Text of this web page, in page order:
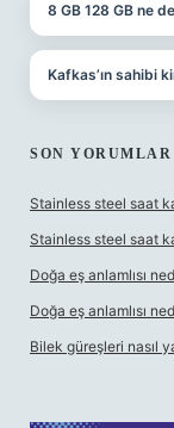
8 GB 128 GB ne
Kafkas’ın sahibi
SON YORUMLAR
Stainless steel saat
Stainless steel saat
Doğa eş anlamlısı
Doğa eş anlamlısı
Bilek güreşleri nasıl